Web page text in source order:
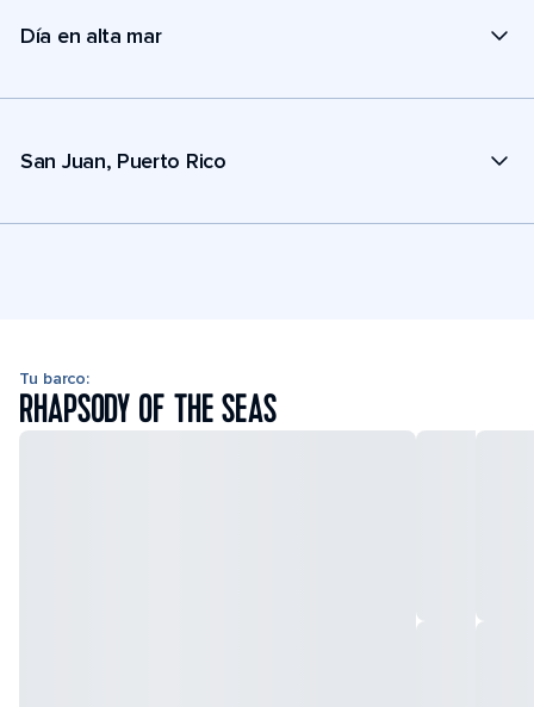
Día en alta mar
San Juan, Puerto Rico
Tu barco:
RHAPSODY OF THE SEAS